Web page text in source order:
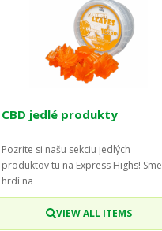
CBD jedlé produkty
Pozrite si našu sekciu jedlých
produktov tu na Express Highs! Sme
hrdí na
VIEW ALL ITEMS